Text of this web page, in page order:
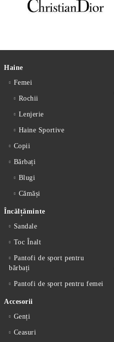
Haine
Femei
Rochii
Lenjerie
Haine Sportive
Copii
Bărbați
Blugi
Cămăși
Încălțăminte
Sandale
Toc Înalt
Pantofi de sport pentru
bărbați
Pantofi de sport pentru femei
Accesorii
Genți
Ceasuri